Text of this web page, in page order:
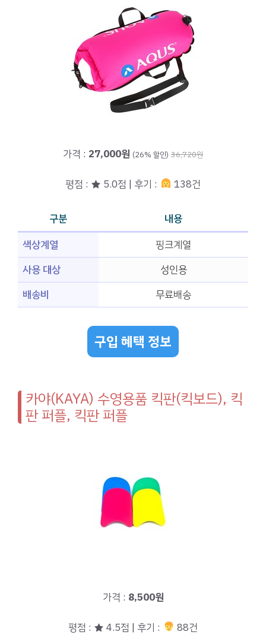
가격 : 27,000원 (26% 할인) 36,720원
평점 : ★ 5.0점 | 후기 : 138건
구분
내용
색상계열
핑크계열
사용 대상
성인용
배송비
무료배송
구입 혜택 정보
카야(KAYA) 수영용품 킥판(킥보드), 킥
판 퍼플, 킥판 퍼플
가격 : 8,500원
평점 : ★ 4.5점 | 후기 : 88건